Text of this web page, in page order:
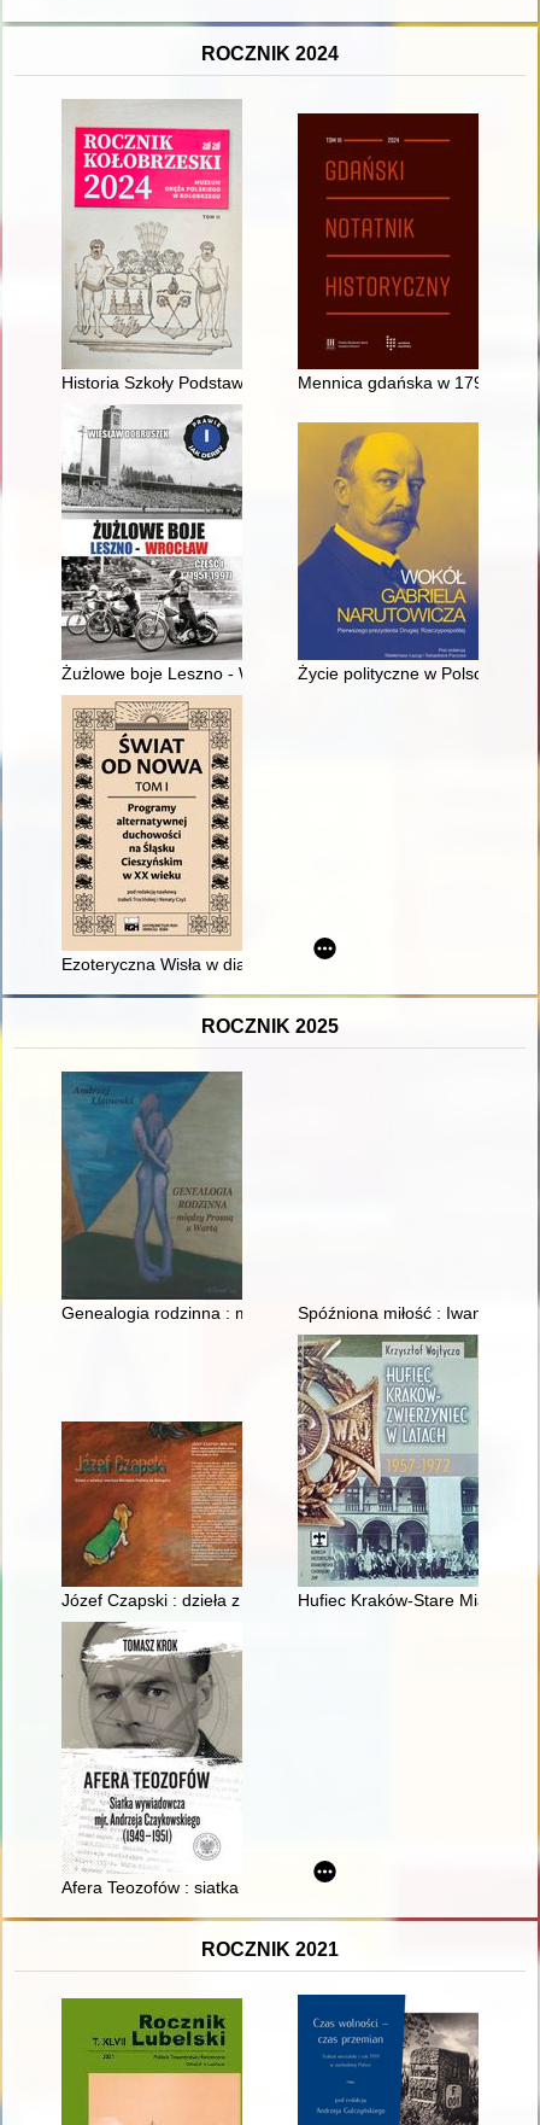
ROCZNIK 2024
Historia Szkoły Podstawowej nr 5 w Kołobrzegu
Mennica gdańska w 1795 r
Żużlowe boje Leszno - Wrocław. Cz. 1,Życie polityczne w Polsce w
Ezoteryczna Wisła w dialogu : redakcje przedwojennych
ROCZNIK 2025
Genealogia rodzinna : między Prosną a Wartą
Spóźniona miłość : Iwan
Józef Czapski : dzieła z kolekcji markiza Michaela Popiela de
Hufiec Kraków-Stare Miasto w
Afera Teozofów : siatka wywiadowcza mjr. Andrzeja
ROCZNIK 2021